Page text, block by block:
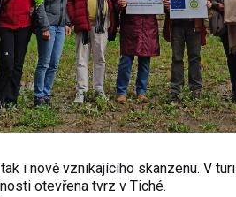
i nově vznikajícího skanzenu. V
otevřena tvrz v Tiché.